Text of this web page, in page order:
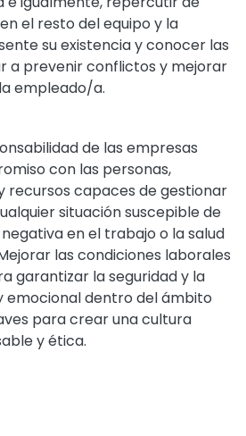
el resto del equipo y la
su existencia y conocer las
a prevenir conflictos y mejorar
empleado/a.
de las empresas
con las personas,
recursos capaces de gestionar
situación suscepible de
en el trabajo o la salud
las condiciones laborales
garantizar la seguridad y la
emocional dentro del ámbito
para crear una cultura
y ética.